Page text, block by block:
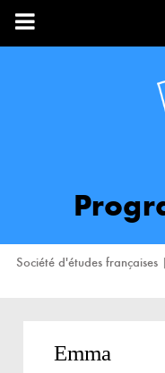
Société d'études françaises |
Emma